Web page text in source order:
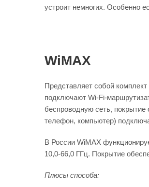
устроит немногих. Особенно
WiMAX
Представляет собой
подключают Wi-Fi-
беспроводную сеть, покрытие
телефон, компьютер)
В России WiMAX
10,0-66,0 ГГц. Покрытие
Плюсы способа: